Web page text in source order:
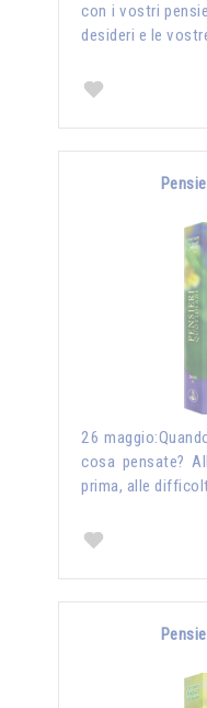
con i vostri
desideri e le
26
cosa pensate?
prima, alle